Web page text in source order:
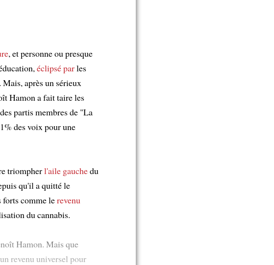
, et personne ou presque
éclipsé parles
après un sérieux
Hamon a fait taire les
partis membres de "La
des voix pour une
triompherl'aile gauchedu
qu'il a quitté le
forts comme lerevenu
du cannabis.
Hamon. Mais que
revenu universel pour